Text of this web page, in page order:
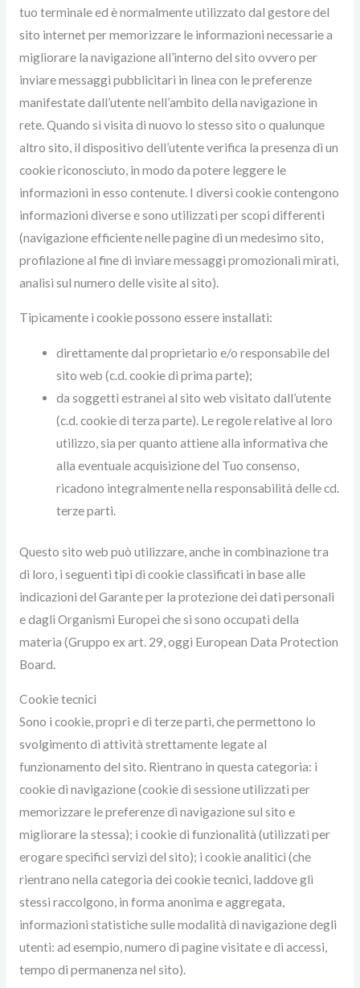
tuo terminale ed è normalmente utilizzato dal gestore del
sito internet per memorizzare le informazioni necessarie a
migliorare la navigazione all’interno del sito ovvero per
inviare messaggi pubblicitari in linea con le preferenze
manifestate dall’utente nell’ambito della navigazione in
rete. Quando si visita di nuovo lo stesso sito o qualunque
altro sito, il dispositivo dell’utente verifica la presenza di un
cookie riconosciuto, in modo da potere leggere le
informazioni in esso contenute. I diversi cookie contengono
informazioni diverse e sono utilizzati per scopi differenti
(navigazione efficiente nelle pagine di un medesimo sito,
profilazione al fine di inviare messaggi promozionali mirati,
analisi sul numero delle visite al sito).
Tipicamente i cookie possono essere installati:
direttamente dal proprietario e/o responsabile del
sito web (c.d. cookie di prima parte);
da soggetti estranei al sito web visitato dall’utente
(c.d. cookie di terza parte). Le regole relative al loro
utilizzo, sia per quanto attiene alla informativa che
alla eventuale acquisizione del Tuo consenso,
ricadono integralmente nella responsabilità delle cd.
terze parti.
Questo sito web può utilizzare, anche in combinazione tra
di loro, i seguenti tipi di cookie classificati in base alle
indicazioni del Garante per la protezione dei dati personali
e dagli Organismi Europei che si sono occupati della
materia (Gruppo ex art. 29, oggi European Data Protection
Board.
Cookie tecnici
Sono i cookie, propri e di terze parti, che permettono lo
svolgimento di attività strettamente legate al
funzionamento del sito. Rientrano in questa categoria: i
cookie di navigazione (cookie di sessione utilizzati per
memorizzare le preferenze di navigazione sul sito e
migliorare la stessa); i cookie di funzionalità (utilizzati per
erogare specifici servizi del sito); i cookie analitici (che
rientrano nella categoria dei cookie tecnici, laddove gli
stessi raccolgono, in forma anonima e aggregata,
informazioni statistiche sulle modalità di navigazione degli
utenti: ad esempio, numero di pagine visitate e di accessi,
tempo di permanenza nel sito).